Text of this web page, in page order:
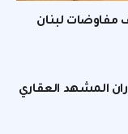
مفاوضات لبنان
المشهد العقاري